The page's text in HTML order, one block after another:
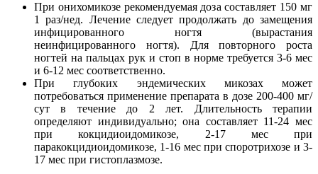
При онихомикозе рекомендуемая доза составляет 150 мг
1 раз/нед. Лечение следует продолжать до замещения
инфицированного ногтя (вырастания
неинфицированного ногтя). Для повторного роста
ногтей на пальцах рук и стоп в норме требуется 3-6 мес
и 6-12 мес соответственно.
При глубоких эндемических микозах может
потребоваться применение препарата в дозе 200-400 мг/
сут в течение до 2 лет. Длительность терапии
определяют индивидуально; она составляет 11-24 мес
при кокцидиоидомикозе, 2-17 мес при
паракокцидиоидомикозе, 1-16 мес при споротрихозе и 3-
17 мес при гистоплазмозе.